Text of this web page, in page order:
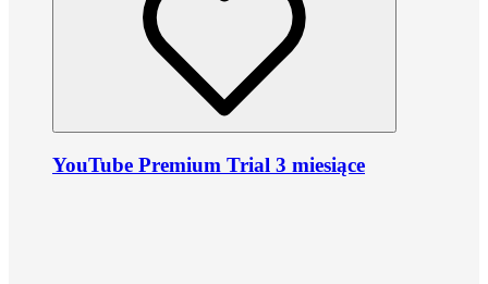
YouTube Premium Trial 3 miesiące